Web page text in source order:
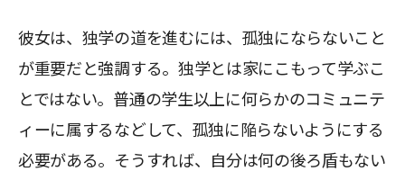
彼女は、独学の道を進むには、孤独にならないこと
が重要だと強調する。独学とは家にこもって学ぶこ
とではない。普通の学生以上に何らかのコミュニテ
ィーに属するなどして、孤独に陥らないようにする
必要がある。そうすれば、自分は何の後ろ盾もない